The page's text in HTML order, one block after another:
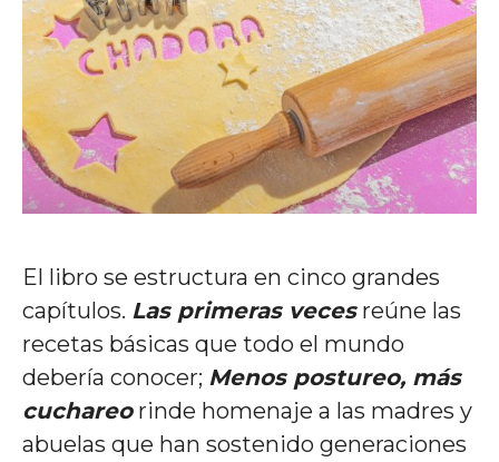
El libro se estructura en cinco grandes
capítulos. Las primeras vecesreúne las
recetas básicas que todo el mundo
debería conocer; Menos postureo, más
cuchareorinde homenaje a las madres y
abuelas que han sostenido generaciones